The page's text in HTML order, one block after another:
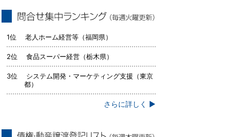
1位 老人ホーム経営等（福岡県）
2位 食品スーパー経営（栃木県）
3位 システム開発・マーケティング支援（東京
都）
さらに詳しく ▶